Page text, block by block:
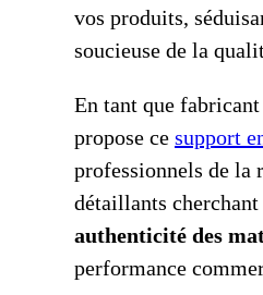
vos produits,
soucieuse de la
En tant que
propose ce support
professionnels de la
détaillants
authenticité des
performance